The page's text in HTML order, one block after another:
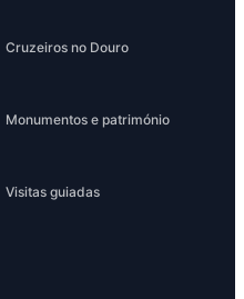
Cruzeiros no Douro
Monumentos e património
Visitas guiadas